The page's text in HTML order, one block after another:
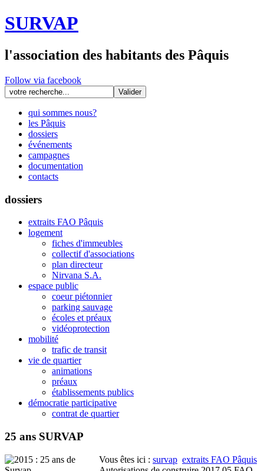
SURVAP
l'association des habitants des Pâquis
Follow via facebook
qui sommes nous?
les Pâquis
dossiers
événements
campagnes
documentation
contacts
dossiers
extraits FAO Pâquis
logement
fiches d'immeubles
collectif d'associations
plan directeur
Nirvana S.A.
espace public
coeur piétonnier
parking sauvage
écoles et préaux
vidéoprotection
mobilité
trafic de transit
vie de quartier
animations
préaux
établissements publics
démocratie participative
contrat de quartier
25 ans SURVAP
Vous êtes ici : survap extraits FAO Pâquis